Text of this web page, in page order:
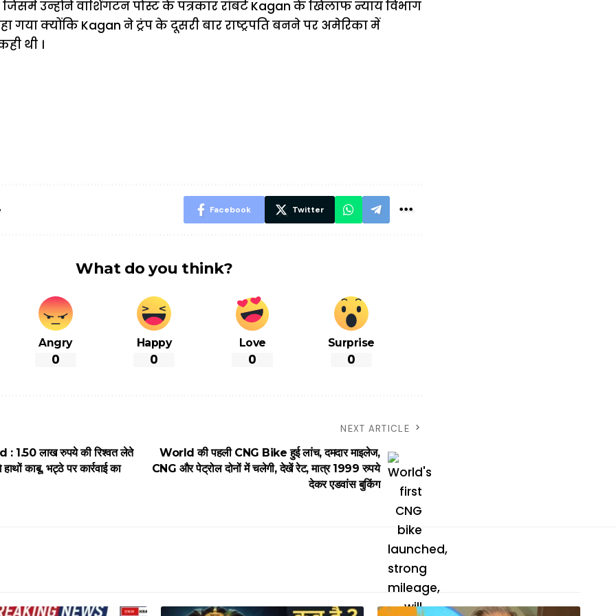
उन्होंने वाशिंगटन पोस्ट के पत्रकार रॉबर्ट Kagan के खिलाफ न्याय विभाग
गया क्योंकि Kagan ने ट्रंप के दूसरी बार राष्ट्रपति बनने पर अमेरिका में
थी ।
निगरानी
Facebook Twitter
What do you think?
Angry
0
Happy
0
Love
0
Surprise
0
1.50 लाख रुपये की रिश्वत लेते
हाथों काबू, भट्ठे पर कार्रवाई का
NEXT ARTICLE
World की पहली CNG Bike हुई लांच, दमदार माइलेज,
CNG और पेट्रोल दोनों में चलेगी, देखें रेट, मात्र 1999 रुपये
देकर एडवांस बुकिंग